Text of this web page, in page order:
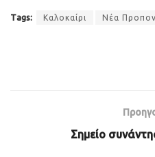
Tags: Καλοκαίρι Νέα
Σημείο